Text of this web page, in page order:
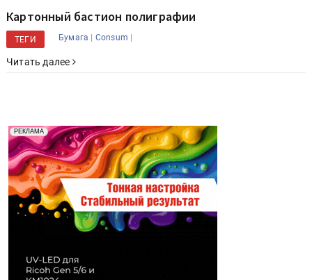
Картонный бастион полиграфии
ТЕГИ Бумага | Consum |
Читать далее
РЕКЛАМА
Реклама. Рекламодатель ООО "Передовые Системы
Печати" erid: 2SDnjd2d4Qz